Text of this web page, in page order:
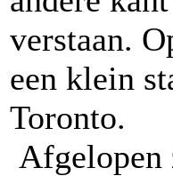
verstaan.
een klein
Toronto.
Afgelopen